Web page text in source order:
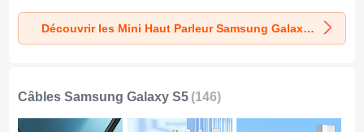
pour Samsung
Galaxy S5 Or
pour Samsung
Galaxy S5 Noir
pour Samsung
Galaxy S5 Bleu
Découvrir les Mini Haut Parleur Samsung Galaxy S5
Câbles Samsung Galaxy S5 (146)